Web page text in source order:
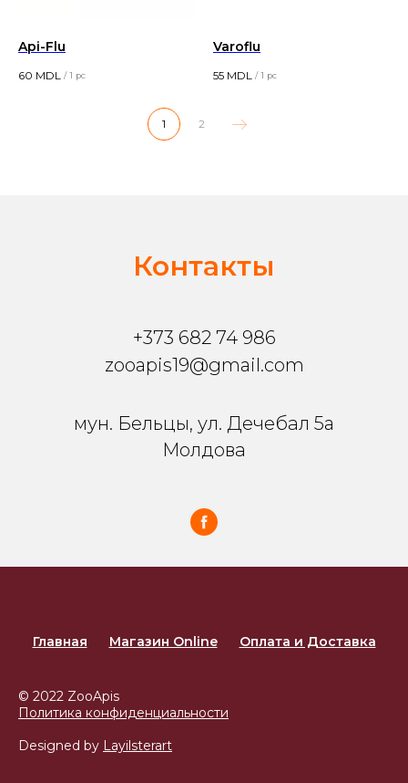
Api-Flu
60 MDL / 1 pc
Varoflu
55 MDL / 1 pc
1 2
Контакты
+373 682 74 986
zooapis19@gmail.com
мун. Бельцы, ул. Дечебал 5a
Молдова
Главная Магазин Online Оплата и Доставка
© 2022 ZooApis
Политика конфиденциальности
Designed by Layilsterart